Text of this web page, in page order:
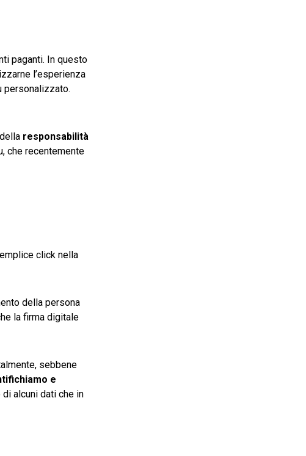
paganti. In questo
l’esperienza
personalizzato.
responsabilità
che recentemente
click nella
della persona
la firma digitale
sebbene
e
alcuni dati che in